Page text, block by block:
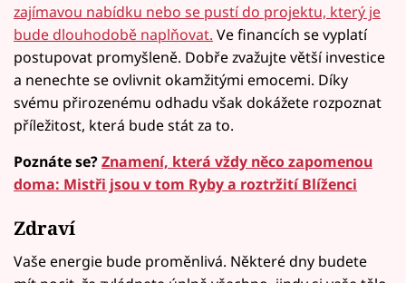
zajímavou nabídku nebo se pustí do projektu, který je
bude dlouhodobě naplňovat. Ve financích se vyplatí
postupovat promyšleně. Dobře zvažujte větší investice
a nenechte se ovlivnit okamžitými emocemi. Díky
svému přirozenému odhadu však dokážete rozpoznat
příležitost, která bude stát za to.
Poznáte se?Znamení, která vždy něco zapomenou
doma: Mistři jsou v tom Ryby a roztržití Blíženci
Zdraví
Vaše energie bude proměnlivá. Některé dny budete